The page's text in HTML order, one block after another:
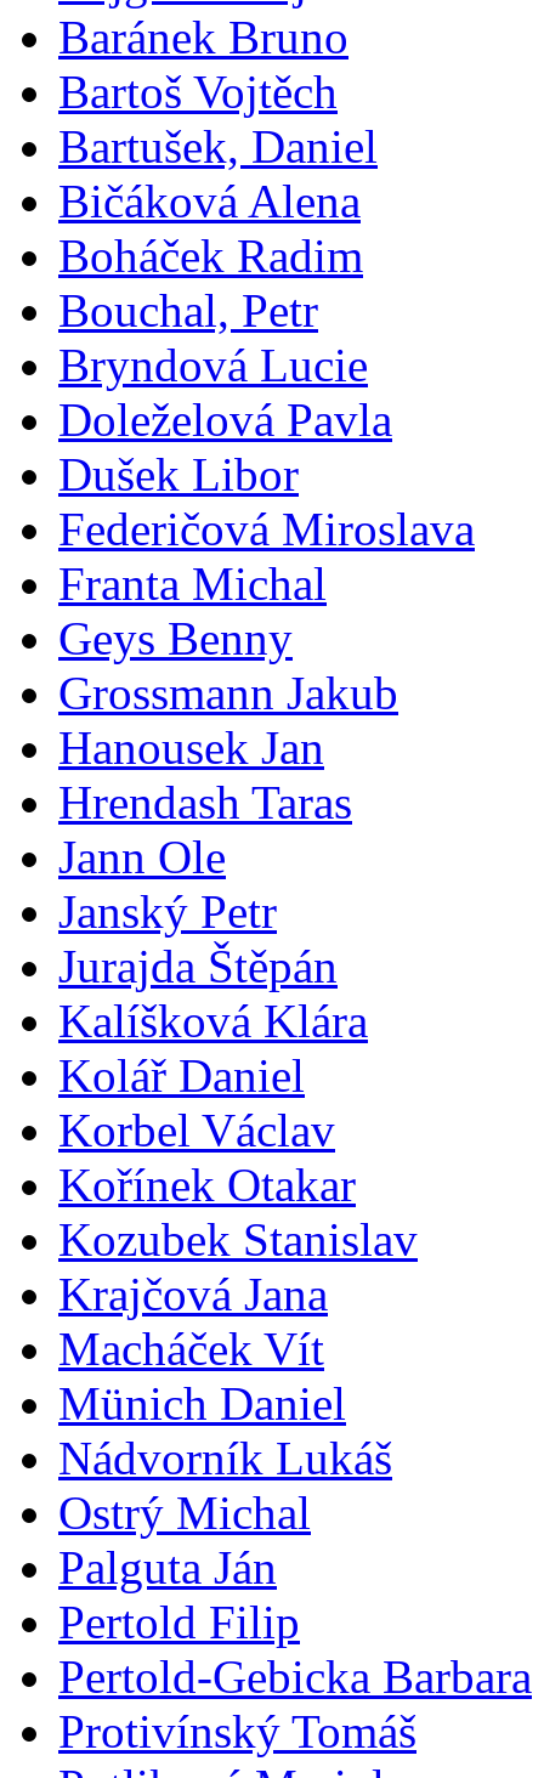
Baránek Bruno
Bartoš Vojtěch
Bartušek, Daniel
Bičáková Alena
Boháček Radim
Bouchal, Petr
Bryndová Lucie
Doleželová Pavla
Dušek Libor
Federičová Miroslava
Franta Michal
Geys Benny
Grossmann Jakub
Hanousek Jan
Hrendash Taras
Jann Ole
Janský Petr
Jurajda Štěpán
Kalíšková Klára
Kolář Daniel
Korbel Václav
Kořínek Otakar
Kozubek Stanislav
Krajčová Jana
Macháček Vít
Münich Daniel
Nádvorník Lukáš
Ostrý Michal
Palguta Ján
Pertold Filip
Pertold-Gebicka Barbara
Protivínský Tomáš